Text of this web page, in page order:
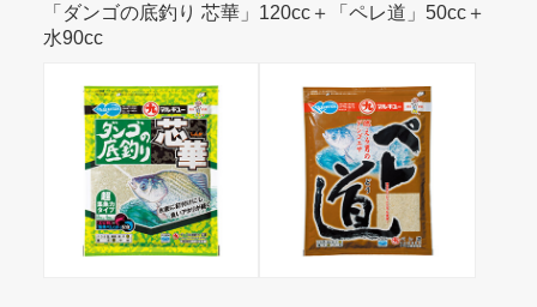
「ダンゴの底釣り 芯華」120cc＋「ペレ道」50cc＋
水90cc